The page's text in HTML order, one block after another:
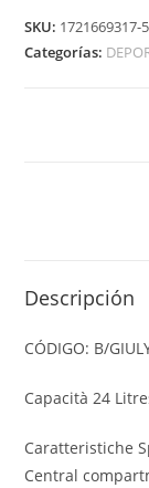
SKU: 1721669317-
Categorías:
Descripción
CÓDIGO: B/
Capacità 24
Caratteristiche
Central